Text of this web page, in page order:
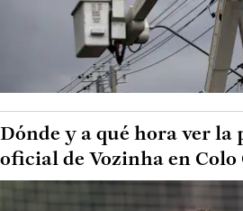
Dónde y a qué hora ver la
oficial de Vozinha en Colo